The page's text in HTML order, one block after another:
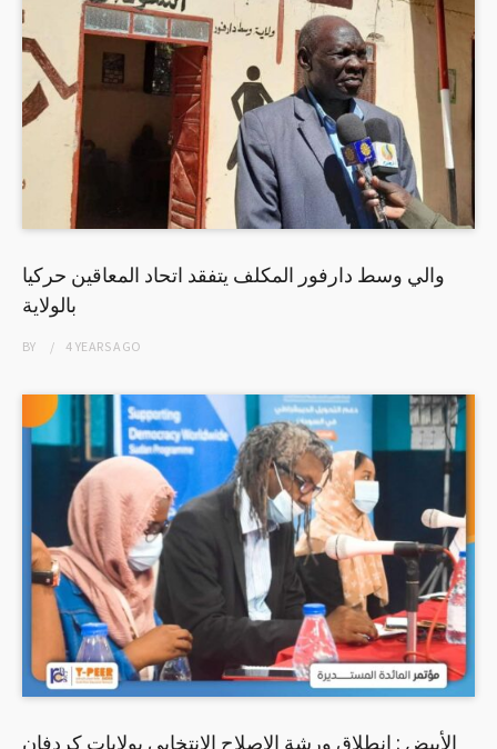
والي وسط دارفور المكلف يتفقد اتحاد المعاقين حركيا
بالولاية
BY 4 YEARSAGO
الأبيض : انطلاق ورشة الإصلاح الانتخابي بولايات كردفان